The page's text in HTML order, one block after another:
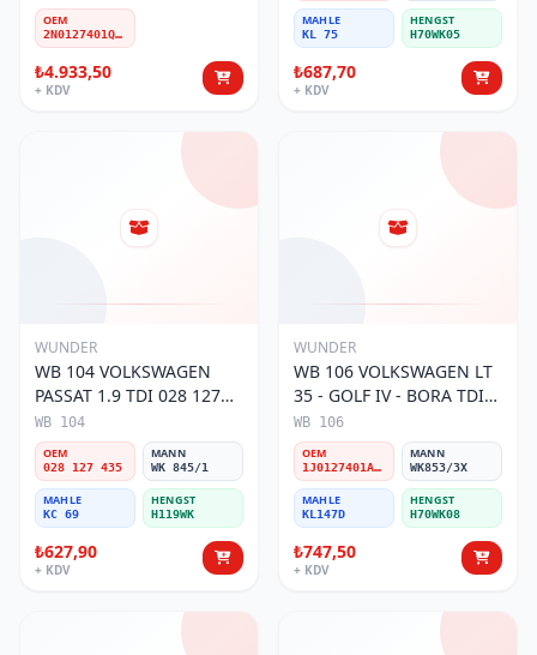
OEM
2N0127401Q-A-D
₺4.933,50
+ KDV
MAHLE
KL 75
HENGST
H70WK05
₺687,70
+ KDV
WUNDER
WB 104 VOLKSWAGEN
PASSAT 1.9 TDI 028 127
435 Yakıt/Mazot Filtresi
WB 104
OEM
028 127 435
MANN
WK 845/1
MAHLE
KC 69
HENGST
H119WK
₺627,90
+ KDV
WUNDER
WB 106 VOLKSWAGEN LT
35 - GOLF IV - BORA TDI
1J0 127 401 Yakıt/Mazot
Filtresi
WB 106
OEM
1J0127401A/2D0127399/1J0127399A
MANN
WK853/3X
MAHLE
KL147D
HENGST
H70WK08
₺747,50
+ KDV